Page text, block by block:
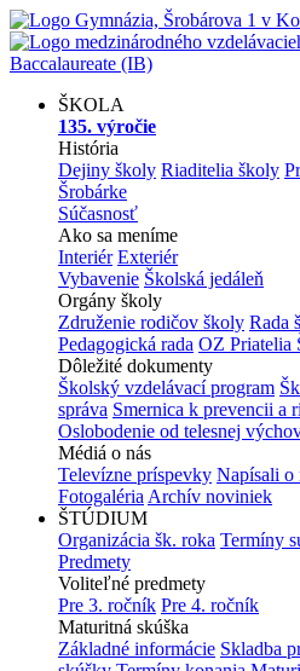
ŠKOLA
135. výročie
História
Dejiny školy Riaditelia školy
Šrobárke
Súčasnosť
Ako sa meníme
Interiér Exteriér
Vybavenie Školská jedáleň
Orgány školy
Združenie rodičov školy Rada
Pedagogická rada OZ Priatelia
Dôležité dokumenty
Školský vzdelávací program
správa Smernica k prevencii a
Oslobodenie od telesnej
Médiá o nás
Televízne príspevky Napísali o
Fotogaléria Archív noviniek
ŠTÚDIUM
Organizácia šk. roka Termíny
Predmety
Voliteľné predmety
Pre 3. ročník Pre 4. ročník
Maturitná skúška
Základné informácie Skladba